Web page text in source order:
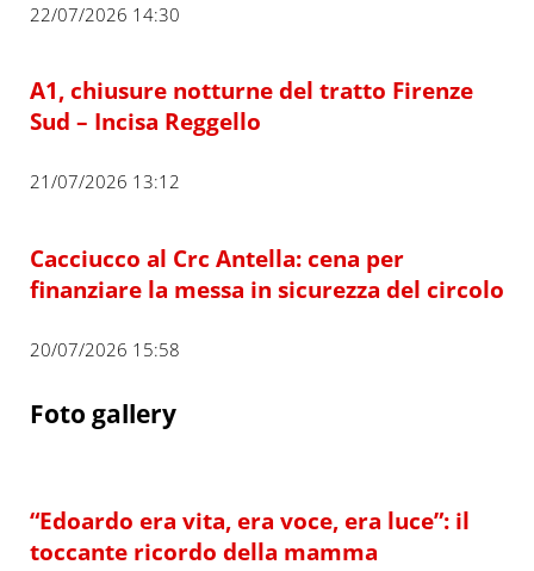
22/07/2026 14:30
A1, chiusure notturne del tratto Firenze
Sud – Incisa Reggello
21/07/2026 13:12
Cacciucco al Crc Antella: cena per
finanziare la messa in sicurezza del circolo
20/07/2026 15:58
Foto gallery
“Edoardo era vita, era voce, era luce”: il
toccante ricordo della mamma